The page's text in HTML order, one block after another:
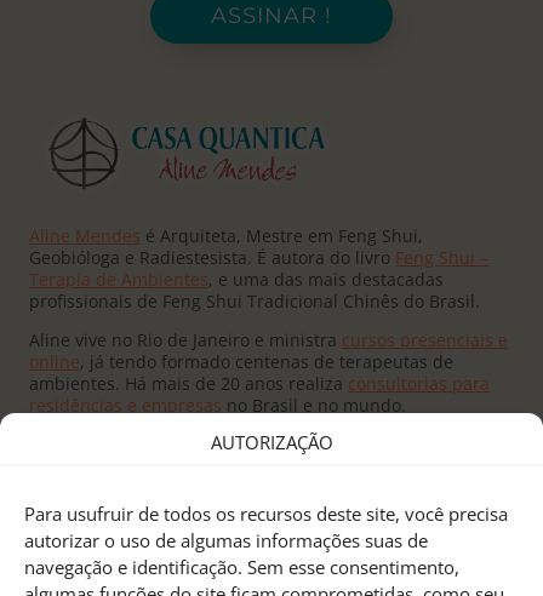
AUTORIZAÇÃO
Para usufruir de todos os recursos deste site, você precisa
autorizar o uso de algumas informações suas de
navegação e identificação. Sem esse consentimento,
ASSINAR !
Aline Mendes é Arquiteta, Mestre em Feng Shui,
Geobióloga e Radiestesista. É autora do livro Feng Shui –
Terapia de Ambientes, e uma das mais destacadas
profissionais de Feng Shui Tradicional Chinês do Brasil.
Aline vive no Rio de Janeiro e ministra cursos presenciais e
online, já tendo formado centenas de terapeutas de
ambientes. Há mais de 20 anos realiza consultorias para
residências e empresas no Brasil e no mundo.
Fundado pelo Mestre Joseph Yu no Canadá, o
Feng Shui